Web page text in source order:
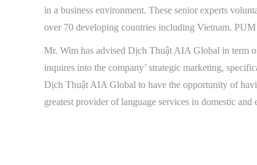
in a business environment. These senior experts
over 70 developing countries including Vietnam.
Mr. Wim has advised Dịch Thuật AIA Global in term
inquires into the company’ strategic marketing,
Dịch Thuật AIA Global to have the opportunity of
greatest provider of language services in domestic and